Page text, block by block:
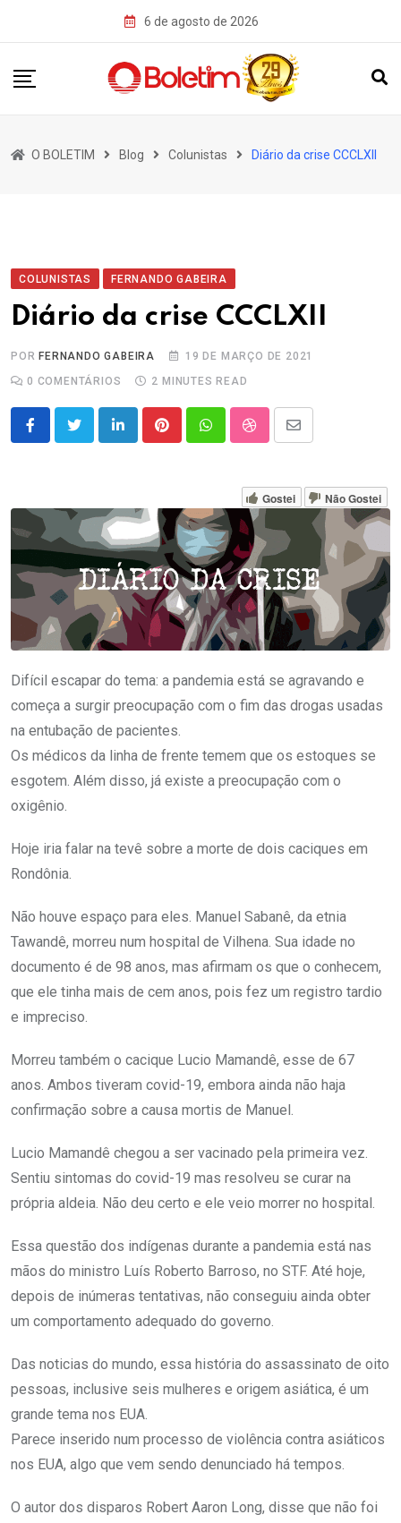
6 de agosto de 2026
O BOLETIM Blog Colunistas Diário da crise CCCLXII
COLUNISTAS FERNANDO GABEIRA
Diário da crise CCCLXII
POR FERNANDO GABEIRA
19 DE MARÇO DE 2021
0 COMENTÁRIOS 2 MINUTES READ
LinkedInPinterestWhatsappStumbleUpon
Share
Email
Gostei Não Gostei
Difícil escapar do tema: a pandemia está se agravando e
começa a surgir preocupação com o fim das drogas usadas
na entubação de pacientes.
Os médicos da linha de frente temem que os estoques se
esgotem. Além disso, já existe a preocupação com o
oxigênio.
Hoje iria falar na tevê sobre a morte de dois caciques em
Rondônia.
Não houve espaço para eles. Manuel Sabanê, da etnia
Tawandê, morreu num hospital de Vilhena. Sua idade no
documento é de 98 anos, mas afirmam os que o conhecem,
que ele tinha mais de cem anos, pois fez um registro tardio
e impreciso.
Morreu também o cacique Lucio Mamandê, esse de 67
anos. Ambos tiveram covid-19, embora ainda não haja
confirmação sobre a causa mortis de Manuel.
Lucio Mamandê chegou a ser vacinado pela primeira vez.
Sentiu sintomas do covid-19 mas resolveu se curar na
própria aldeia. Não deu certo e ele veio morrer no hospital.
Essa questão dos indígenas durante a pandemia está nas
mãos do ministro Luís Roberto Barroso, no STF. Até hoje,
depois de inúmeras tentativas, não conseguiu ainda obter
um comportamento adequado do governo.
Das noticias do mundo, essa história do assassinato de oito
pessoas, inclusive seis mulheres e origem asiática, é um
grande tema nos EUA.
Parece inserido num processo de violência contra asiáticos
nos EUA, algo que vem sendo denunciado há tempos.
O autor dos disparos Robert Aaron Long, disse que não foi